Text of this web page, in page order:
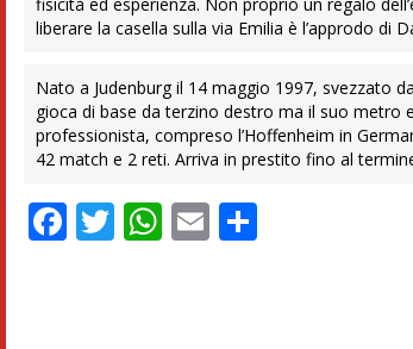
liberare la casella sulla via Emilia è l’approdo di
Nato a Judenburg il 14 maggio 1997, svezzato
gioca di base da terzino destro ma il suo metro
professionista, compreso l’Hoffenheim in
42 match e 2 reti. Arriva in prestito fino al
Facebook
Twitter
WhatsApp
Email